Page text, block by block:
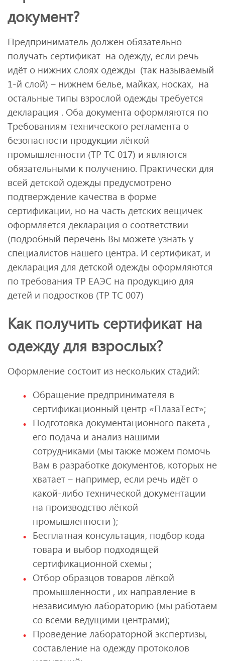
документ?
Предприниматель должен обязательно
получать сертификат на одежду, если речь
идёт о нижних слоях одежды (так называемый
1-й слой) – нижнем белье, майках, носках, на
остальные типы взрослой одежды требуется
декларация . Оба документа оформляются по
Требованиям технического регламента о
безопасности продукции лёгкой
промышленности (ТР ТС 017) и являются
обязательными к получению. Практически для
всей детской одежды предусмотрено
подтверждение качества в форме
сертификации, но на часть детских вещичек
оформляется декларация о соответствии
(подробный перечень Вы можете узнать у
специалистов нашего центра. И сертификат, и
декларация для детской одежды оформляются
по требования ТР ЕАЭС на продукцию для
детей и подростков (ТР ТС 007)
Как получить сертификат на
одежду для взрослых?
Оформление состоит из нескольких стадий:
Обращение предпринимателя в
сертификационный центр «ПлазаТест»;
Подготовка документационного пакета ,
его подача и анализ нашими
сотрудниками (мы также можем помочь
Вам в разработке документов, которых не
хватает – например, если речь идёт о
какой-либо технической документации
на производство лёгкой
промышленности );
Бесплатная консультация, подбор кода
товара и выбор подходящей
сертификационной схемы ;
Отбор образцов товаров лёгкой
промышленности , их направление в
независимую лабораторию (мы работаем
со всеми ведущими центрами);
Проведение лабораторной экспертизы,
составление на одежду протоколов